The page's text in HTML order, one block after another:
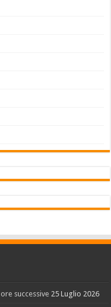
successive 25 Luglio 2026